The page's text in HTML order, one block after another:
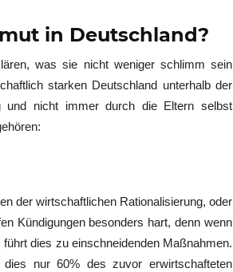
in Deutschland?
was sie nicht weniger schlimm sein
starken Deutschland unterhalb der
und nicht immer durch die Eltern selbst
der wirtschaftlichen Rationalisierung, oder
Kündigungen besonders hart, denn wenn
dies zu einschneidenden Maßnahmen.
nur 60% des zuvor erwirtschafteten